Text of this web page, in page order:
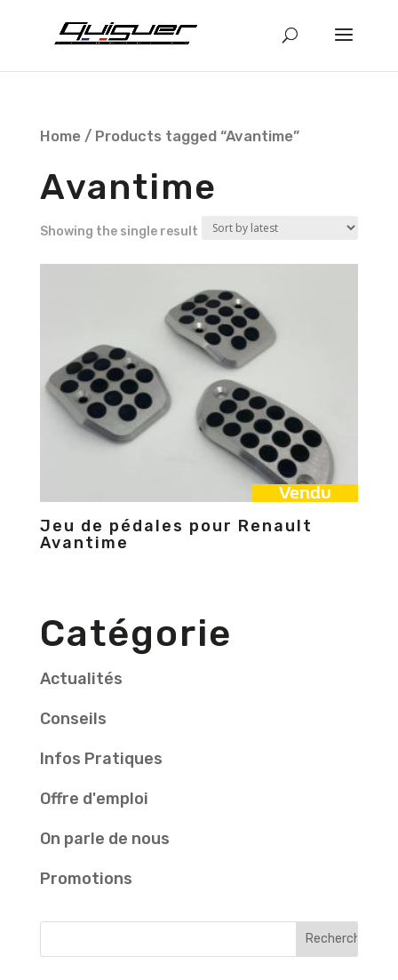
Home/ Products tagged “Avantime”
Avantime
Showing the single result
Vendu
Jeu de pédales pour Renault
Avantime
Catégorie
Actualités
Conseils
Infos Pratiques
Offre d'emploi
On parle de nous
Promotions